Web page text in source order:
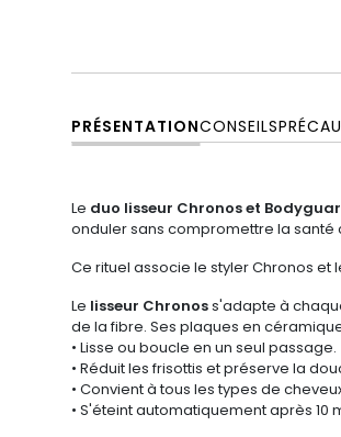
PRÉSENTATIONCONSEILS
Le duo lisseur Chronos et
onduler sans compromettre la santé
Ce rituel associe le styler Chronos
Le lisseur Chronoss'adapte à
de la fibre. Ses plaques en
• Lisse ou boucle en un seul passage.
• Réduit les frisottis et préserve la
• Convient à tous les types de
• S'éteint automatiquement après 10